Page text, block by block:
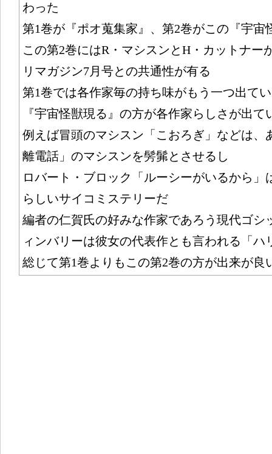
わった
第1巻が『ポオ蒐集家』、第2巻がこの『宇宙
この第2巻にはR・マシスンとH・カットナー
リマガジン7月号との共通性が有る
第1巻では各作家毎の持ち味がもう一つ出て
『宇宙怪獣現る』の方が各作家らしさが出て
例えば冒頭のマシスン「こおろぎ」などは、
離電話」のマシスンを髣髴とさせるし
ロバート・ブロック「ルーシーがいるから」
らしいサイコミステリーだ
編者の仁賀氏の好みな作家であろう現代ゴシ
ィンバリーは彼女の代表作とも言われる「ハ
総じて第1巻よりもこの第2巻の方が出来が良